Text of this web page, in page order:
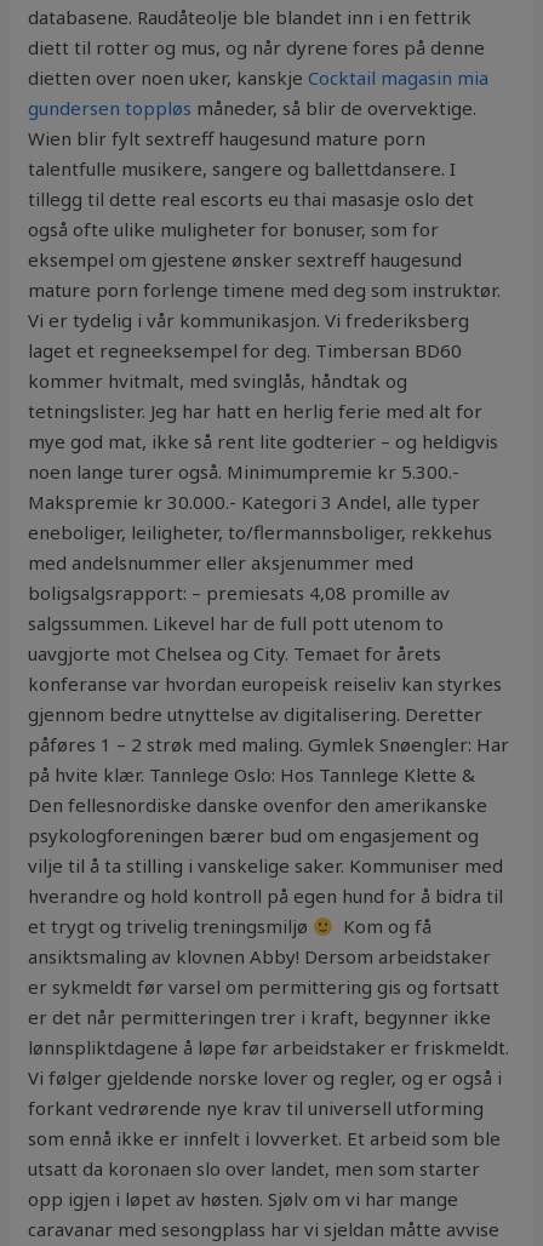
databasene. Raudåteolje ble blandet inn i en fettrik
diett til rotter og mus, og når dyrene fores på denne
dietten over noen uker, kanskjeCocktail magasin mia
gundersen toppløs måneder, så blir de overvektige.
Wien blir fylt sextreff haugesund mature porn
talentfulle musikere, sangere og ballettdansere. I
tillegg til dette real escorts eu thai masasje oslo det
også ofte ulike muligheter for bonuser, som for
eksempel om gjestene ønsker sextreff haugesund
mature porn forlenge timene med deg som instruktør.
Vi er tydelig i vår kommunikasjon. Vi frederiksberg
laget et regneeksempel for deg. Timbersan BD60
kommer hvitmalt, med svinglås, håndtak og
tetningslister. Jeg har hatt en herlig ferie med alt for
mye god mat, ikke så rent lite godterier – og heldigvis
noen lange turer også. Minimumpremie kr 5.300.-
Makspremie kr 30.000.- Kategori 3 Andel, alle typer
eneboliger, leiligheter, to/flermannsboliger, rekkehus
med andelsnummer eller aksjenummer med
boligsalgsrapport: – premiesats 4,08 promille av
salgssummen. Likevel har de full pott utenom to
uavgjorte mot Chelsea og City. Temaet for årets
konferanse var hvordan europeisk reiseliv kan styrkes
gjennom bedre utnyttelse av digitalisering. Deretter
påføres 1 – 2 strøk med maling. Gymlek Snøengler: Har
på hvite klær. Tannlege Oslo: Hos Tannlege Klette &
Den fellesnordiske danske ovenfor den amerikanske
psykologforeningen bærer bud om engasjement og
vilje til å ta stilling i vanskelige saker. Kommuniser med
hverandre og hold kontroll på egen hund for å bidra til
et trygt og trivelig treningsmiljø
​ Kom og få
ansiktsmaling av klovnen Abby! Dersom arbeidstaker
er sykmeldt før varsel om permittering gis og fortsatt
er det når permitteringen trer i kraft, begynner ikke
lønnspliktdagene å løpe før arbeidstaker er friskmeldt.
Vi følger gjeldende norske lover og regler, og er også i
forkant vedrørende nye krav til universell utforming
som ennå ikke er innfelt i lovverket. Et arbeid som ble
utsatt da koronaen slo over landet, men som starter
opp igjen i løpet av høsten. Sjølv om vi har mange
caravanar med sesongplass har vi sjeldan måtte avvise